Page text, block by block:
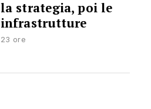
la strategia, poi le
infrastrutture
23 ore